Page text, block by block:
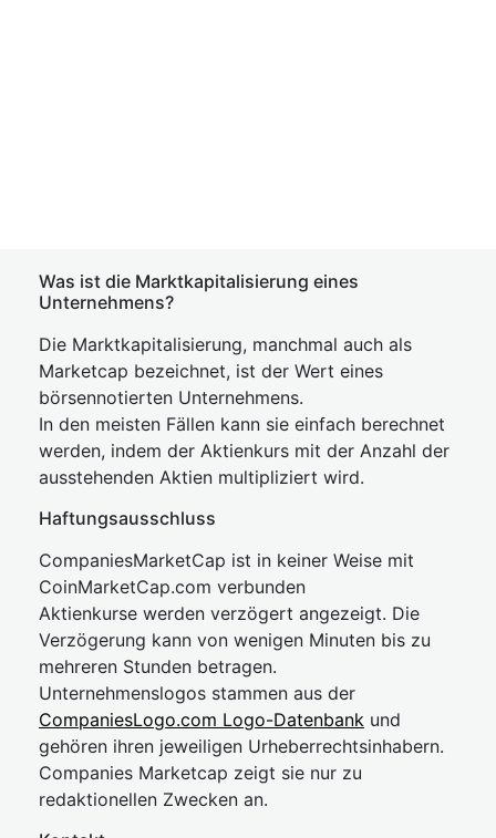
Was ist die Marktkapitalisierung eines
Unternehmens?
Die Marktkapitalisierung, manchmal auch als
Marketcap bezeichnet, ist der Wert eines
börsennotierten Unternehmens.
In den meisten Fällen kann sie einfach berechnet
werden, indem der Aktienkurs mit der Anzahl der
ausstehenden Aktien multipliziert wird.
Haftungsausschluss
CompaniesMarketCap ist in keiner Weise mit
CoinMarketCap.com verbunden
Aktienkurse werden verzögert angezeigt. Die
Verzögerung kann von wenigen Minuten bis zu
mehreren Stunden betragen.
Unternehmenslogos stammen aus der
CompaniesLogo.com Logo-Datenbank und
gehören ihren jeweiligen Urheberrechtsinhabern.
Companies Marketcap zeigt sie nur zu
redaktionellen Zwecken an.